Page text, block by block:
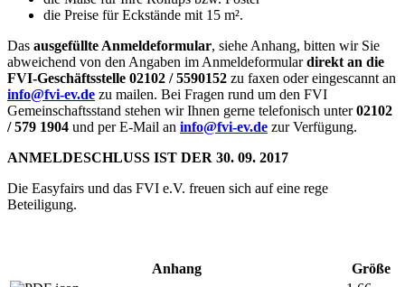
die Preise für Eckstände mit 15 m².
Das ausgefüllte Anmeldeformular, siehe Anhang, bitten wir Sie
abweichend von den Angaben im Anmeldeformulardirekt an die
FVI-Geschäftsstelle 02102 / 5590152 zu faxen oder eingescannt an
info@fvi-ev.de zu mailen. Bei Fragen rund um den FVI
Gemeinschaftsstand stehen wir Ihnen gerne telefonisch unter02102
/ 579 1904 und per E-Mail an info@fvi-ev.de zur Verfügung.
ANMELDESCHLUSS IST DER 30. 09. 2017
Die Easyfairs und das FVI e.V. freuen sich auf eine rege
Beteiligung.
Anhang
Größe